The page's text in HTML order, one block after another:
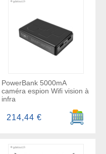
panier
PowerBank 5000mA
caméra espion Wifi vision à
infra
Ajouter
214,44 €